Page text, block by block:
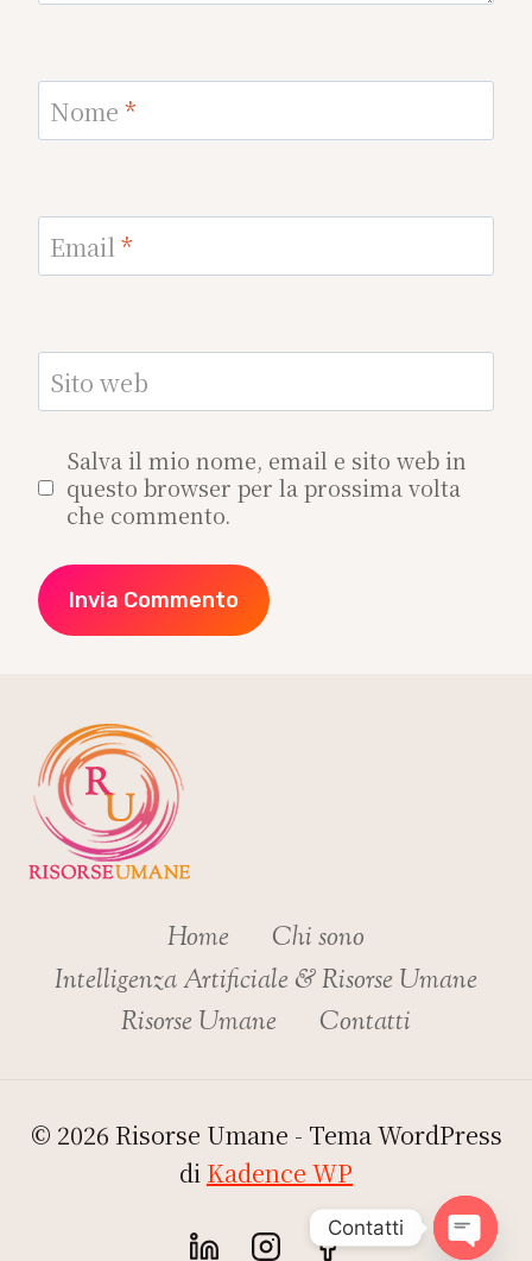
Nome *
Email*
Sito web
Salva il mio nome, email e sito web in
questo browser per la prossima volta
che commento.
Home
Chi sono
Intelligenza Artificiale & Risorse Umane
Risorse Umane
Contatti
© 2026 Risorse Umane - Tema WordPress
di Kadence WP
Contatti